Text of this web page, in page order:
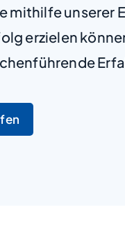
mithilfe unserer
erzielen